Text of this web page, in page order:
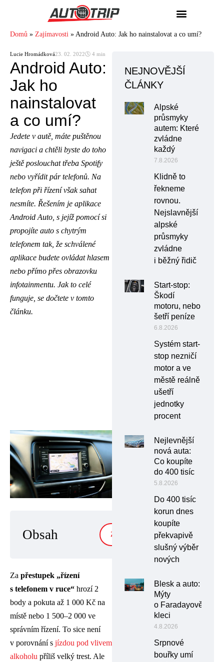
Domů » Zajímavosti » Android Auto: Jak ho nainstalovat a co umí?
Lucie Hromádková23. 02. 2022🕓 4 min
Android Auto:
Jak ho
nainstalovat
a co umí?
Jedete v autě, máte puštěnou
navigaci a chtěli byste do toho
ještě poslouchat třeba Spotify
nebo vyřídit pár telefonů. Na
telefon při řízení však sahat
nesmíte. Řešením je aplikace
Android Auto, s jejíž pomocí si
propojíte auto s chytrým
telefonem tak, že schválené
aplikace budete ovládat hlasem
nebo přímo přes obrazovku
infotainmentu. Jak to celé
funguje, se dočtete v tomto
článku.
Obsah ZOBRAZIT
Za přestupek „řízení
s telefonem v ruce“ hrozí 2
body a pokuta až 1 000 Kč na
místě nebo 1 500–2 000 ve
správním řízení. To sice není
v porovnání s jízdou pod vlivem
alkoholu příliš velký trest. Ale
NEJNOVĚJŠÍ
ČLÁNKY
Alpské
průsmyky
autem: Které
zvládne
každý
7.8.2026
Klidně to
řekneme
rovnou.
Nejslavnější
alpské
průsmyky
zvládne
i běžný řidič
Start-stop:
Škodí
motoru, nebo
šetří peníze
6.8.2026
Systém start-
stop nezničí
motor a ve
městě reálně
ušetří
jednotky
procent
Nejlevnější
nová auta:
Co koupíte
do 400 tisíc
5.8.2026
Do 400 tisíc
korun dnes
koupíte
překvapivě
slušný výběr
nových
Blesk a auto:
Mýty
o Faradayově
kleci
4.8.2026
Srpnové
bouřky umí